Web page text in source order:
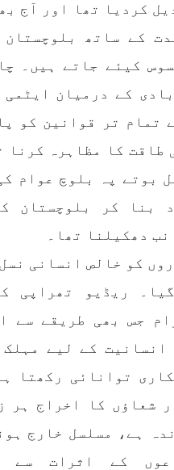
مئی 30, 2023
تحریر:-مہر جان یہاں بے
(ٹکراؤ) وحدت پیدا کرتا
مئی 31, 2023
ہوتی ہے! تحریر :
طاقت ور ممالک اپنے
کردیا تھا اور آج
کے ساتھ بلوچستان
کیئے جاتے ہیں۔
کے درمیان ایٹمی
تمام تر قوانین کو
طاقت کا مظاہرہ کرنا
بوتے پہ بلوچ عوام
بنا کر بلوچستان
دھکیلنا تھا۔
کو خالص انسانی
ریڈیو تھراپی
جس بھی طریقے سے
انسانیت کے لیے مہلک
توانائی رکھتا
شعاؤں کا اخراج ہر
ہے، مسلسل خارج
کے اثرات سے